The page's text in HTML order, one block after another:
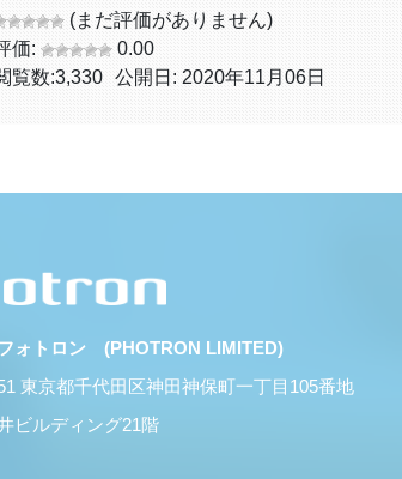
(まだ評価がありません)
価:
0.00
覧数:3,330 公開日: 2020年11月06日
ォトロン (PHOTRON LIMITED)
東京都千代田区神田神保町一丁目105番地
ビルディング21階